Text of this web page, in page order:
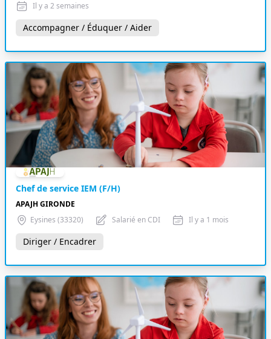
Il y a 2 semaines
Accompagner / Éduquer / Aider
Chef de service IEM (F/H)
APAJH GIRONDE
Eysines (33320)
Salarié en CDI Il y a 1 mois
Diriger / Encadrer